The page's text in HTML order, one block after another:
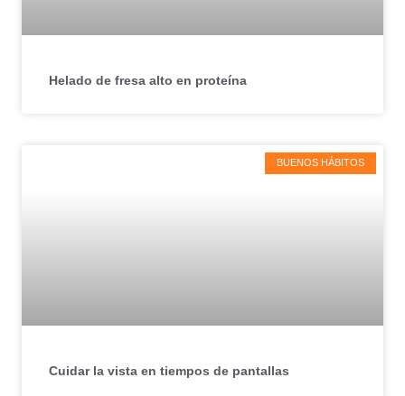
Helado de fresa alto en proteína
BUENOS HÁBITOS
Cuidar la vista en tiempos de pantallas